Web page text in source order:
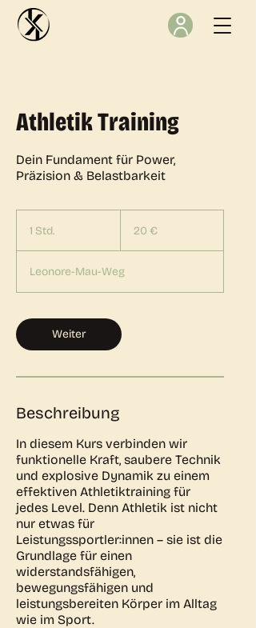
Athletik Training
Dein Fundament für Power,
Präzision & Belastbarkeit
1 Std.
d
20 €
Leonore-Mau-Weg
Weiter
Beschreibung
In diesem Kurs verbinden wir
funktionelle Kraft, saubere Technik
und explosive Dynamik zu einem
effektiven Athletiktraining für
jedes Level. Denn Athletik ist nicht
nur etwas für
Leistungssportler:innen – sie ist die
Grundlage für einen
widerstandsfähigen,
bewegungsfähigen und
leistungsbereiten Körper im Alltag
wie im Sport.